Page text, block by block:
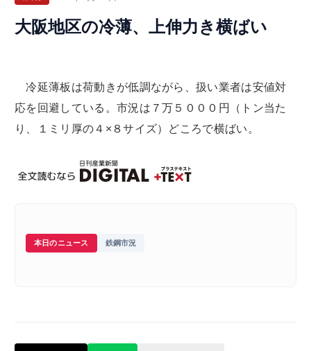
大阪地区の冷薄、上伸力き横ばい
冷延薄板は荷動きが低調ながら、扱い業者は安値対
応を回避している。市況は７万５０００円（トン当た
り、１ミリ厚の４×８サイズ）どころで横ばい。
本日のニュース 鉄鋼市況